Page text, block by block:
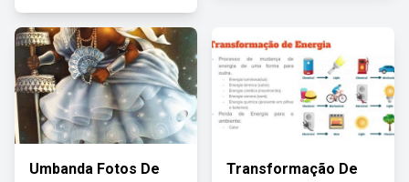
Umbanda Fotos De Transformação De